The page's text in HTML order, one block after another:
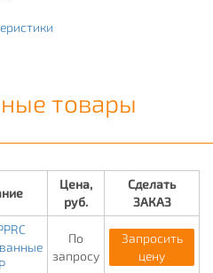
товары
Цена,
руб.
Сделать
ЗАКАЗ
По
запросу
Запросить
цену